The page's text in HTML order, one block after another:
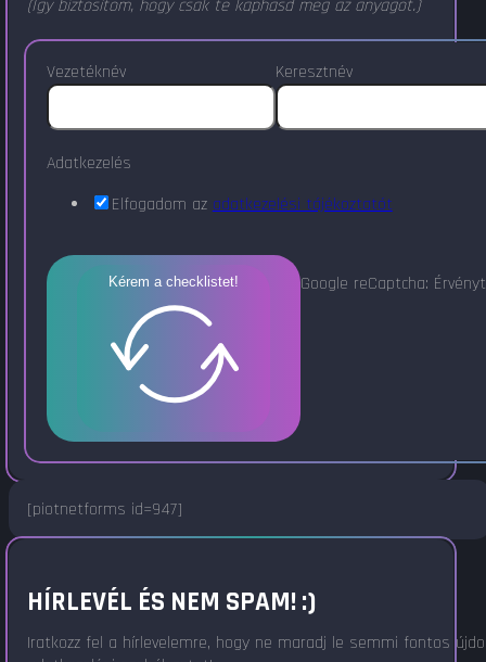
(Így biztosítom, hogy csak te kaphasd meg az anyagot.)
Vezetéknév Keresztnév
Adatkezelés
Elfogadom az adatkezelési tájékoztatót
Kérem a checklistet! Google reCaptcha:
[piotnetforms id=947]
HÍRLEVÉL ÉS NEM SPAM! :)
Iratkozz fel a hírlevelemre, hogy ne maradj le semmi fontos